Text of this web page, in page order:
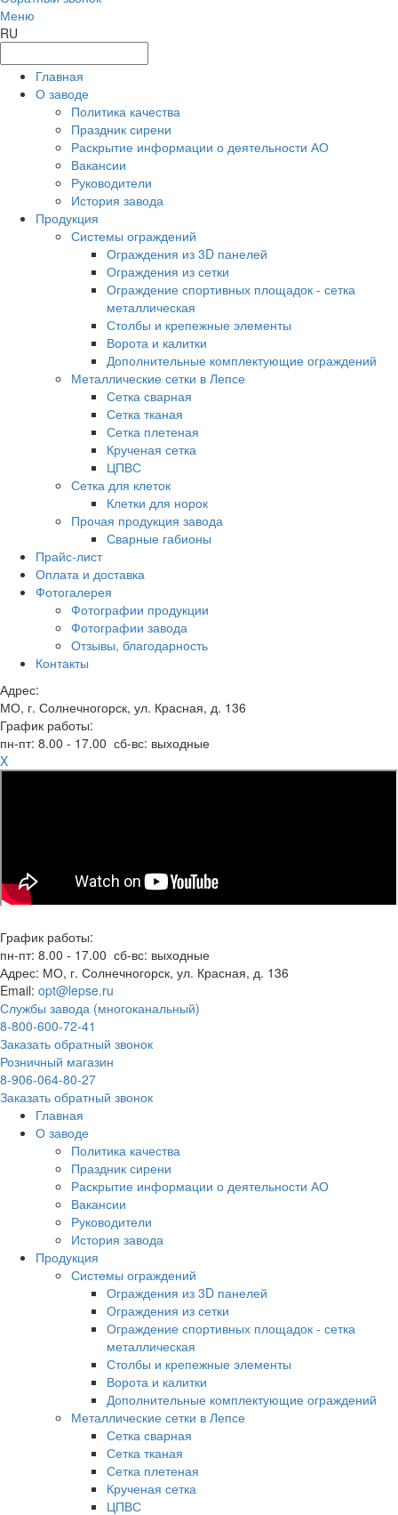
Меню
RU
Главная
О заводе
Политика качества
Праздник сирени
Раскрытие информации о деятельности АО
Вакансии
Руководители
История завода
Продукция
Системы ограждений
Ограждения из 3D панелей
Ограждения из сетки
Ограждение спортивных площадок - сетка
металлическая
Столбы и крепежные элементы
Ворота и калитки
Дополнительные комплектующие ограждений
Металлические сетки в Лепсе
Сетка сварная
Сетка тканая
Сетка плетеная
Крученая сетка
ЦПВС
Сетка для клеток
Клетки для норок
Прочая продукция завода
Сварные габионы
Прайс-лист
Оплата и доставка
Фотогалерея
Фотографии продукции
Фотографии завода
Отзывы, благодарность
Контакты
Адрес:
МО, г. Солнечногорск, ул. Красная, д. 136
График работы:
пн-пт: 8.00 - 17.00 сб-вс: выходные
X
График работы:
пн-пт: 8.00 - 17.00 сб-вс: выходные
Адрес: МО, г. Солнечногорск, ул. Красная, д. 136
Email: opt@lepse.ru
Службы завода (многоканальный)
8-800-600-72-41
Заказать обратный звонок
Розничный магазин
8-906-064-80-27
Заказать обратный звонок
Главная
О заводе
Политика качества
Праздник сирени
Раскрытие информации о деятельности АО
Вакансии
Руководители
История завода
Продукция
Системы ограждений
Ограждения из 3D панелей
Ограждения из сетки
Ограждение спортивных площадок - сетка
металлическая
Столбы и крепежные элементы
Ворота и калитки
Дополнительные комплектующие ограждений
Металлические сетки в Лепсе
Сетка сварная
Сетка тканая
Сетка плетеная
Крученая сетка
ЦПВС